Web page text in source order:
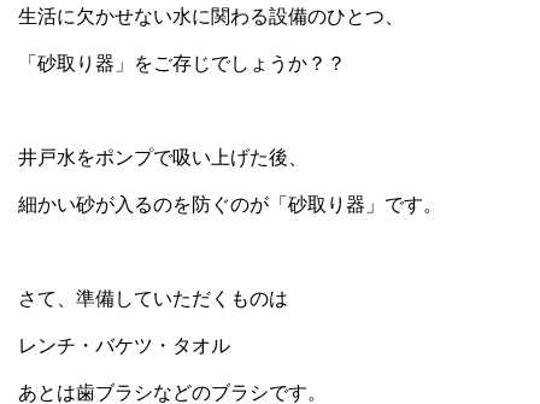
生活に欠かせない水に関わる設備のひとつ、
「砂取り器」をご存じでしょうか？？
井戸水をポンプで吸い上げた後、
細かい砂が入るのを防ぐのが「砂取り器」です。
さて、準備していただくものは
レンチ・バケツ・タオル
あとは歯ブラシなどのブラシです。